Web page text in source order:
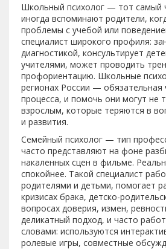
Школьный психолог — тот самый
иногда вспоминают родители,
проблемы с учебой или
специалист широкого профиля:
диагностикой, консультирует
учителями, может проводить
профориентацию. Школьные
регионах России — обязательная
процесса, и помочь они могут не
взрослым, которые теряются в
и развития.
Семейный психолог — тип
часто представляют на фоне
накаленных сцен в фильме.
спокойнее. Такой специалист
родителями и детьми, помогает
кризисах брака, детско-
вопросах доверия, измен,
деликатный подход, и часто
словами: используются
ролевые игры, совместные